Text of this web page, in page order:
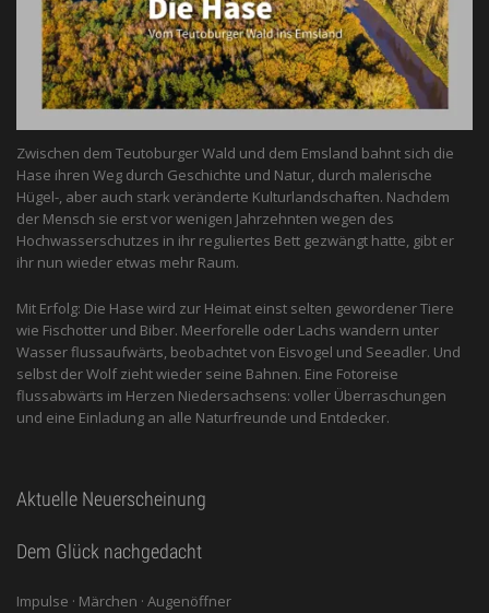
Zwischen dem Teutoburger Wald und dem Emsland bahnt sich die
Hase ihren Weg durch Geschichte und Natur, durch malerische
Hügel-, aber auch stark veränderte Kulturlandschaften. Nachdem
der Mensch sie erst vor wenigen Jahrzehnten wegen des
Hochwasserschutzes in ihr reguliertes Bett gezwängt hatte, gibt er
ihr nun wieder etwas mehr Raum.
Mit Erfolg: Die Hase wird zur Heimat einst selten gewordener Tiere
wie Fischotter und Biber. Meerforelle oder Lachs wandern unter
Wasser flussaufwärts, beobachtet von Eis­vogel und See­adler. Und
selbst der Wolf zieht wieder seine Bahnen. Eine Fotoreise
flussabwärts im Herzen Niedersachsens: voller Überraschungen
und eine Einladung an alle ­Naturfreunde und Entdecker.
Aktuelle Neuerscheinung
Dem Glück nachgedacht
Impulse · Märchen · Augenöffner